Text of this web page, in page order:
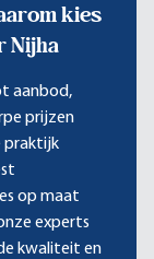
kies
Nijha
aanbod,
prijzen
praktijk
op maat
experts
kwaliteit en